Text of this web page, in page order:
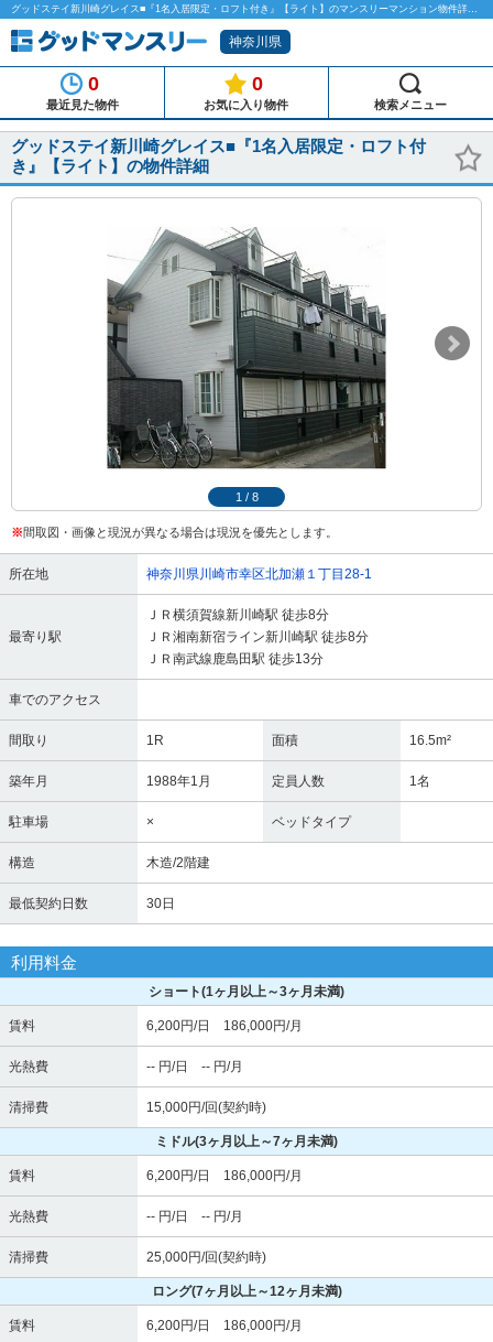
グッドステイ新川崎グレイス■『1名入居限定・ロフト付き』【ライト】のマンスリーマンション物件詳細「グッドマンスリー」
神奈川県
0
最近見た物件
0
お気に入り物件 検索メニュー
グッドステイ新川崎グレイス■『1名入居限定・ロフト付
き』【ライト】の物件詳細
1 / 8
※間取図・画像と現況が異なる場合は現況を優先とします。
所在地 神奈川県川崎市幸区北加瀬１丁目28-1
最寄り駅
ＪＲ横須賀線新川崎駅 徒歩8分
ＪＲ湘南新宿ライン新川崎駅 徒歩8分
ＪＲ南武線鹿島田駅 徒歩13分
車でのアクセス
間取り 1R 面積 16.5m²
築年月 1988年1月 定員人数 1名
駐車場 × ベッドタイプ
構造 木造/2階建
最低契約日数 30日
利用料金
ショート(1ヶ月以上～3ヶ月未満)
賃料 6,200円/日 186,000円/月
光熱費 -- 円/日 -- 円/月
清掃費 15,000円/回(契約時)
ミドル(3ヶ月以上～7ヶ月未満)
賃料 6,200円/日 186,000円/月
光熱費 -- 円/日 -- 円/月
清掃費 25,000円/回(契約時)
ロング(7ヶ月以上～12ヶ月未満)
賃料 6,200円/日 186,000円/月